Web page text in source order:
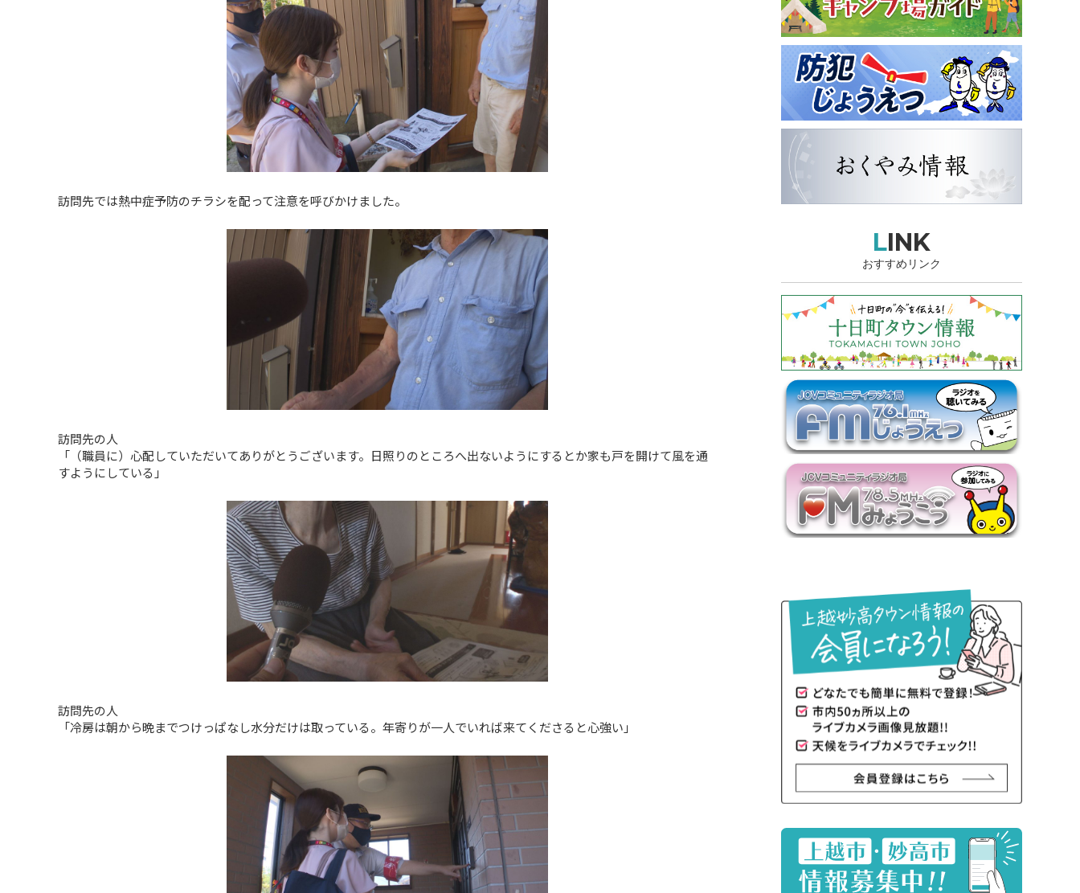
訪問先では熱中症予防のチラシを配って注意を呼びかけました。
訪問先の人
「（職員に）心配していただいてありがとうございます。日照りのところへ出ないようにするとか家も戸を開けて風を通
すようにしている」
訪問先の人
「冷房は朝から晩までつけっぱなし水分だけは取っている。年寄りが一人でいれば来てくださると心強い」
LINK
おすすめリンク